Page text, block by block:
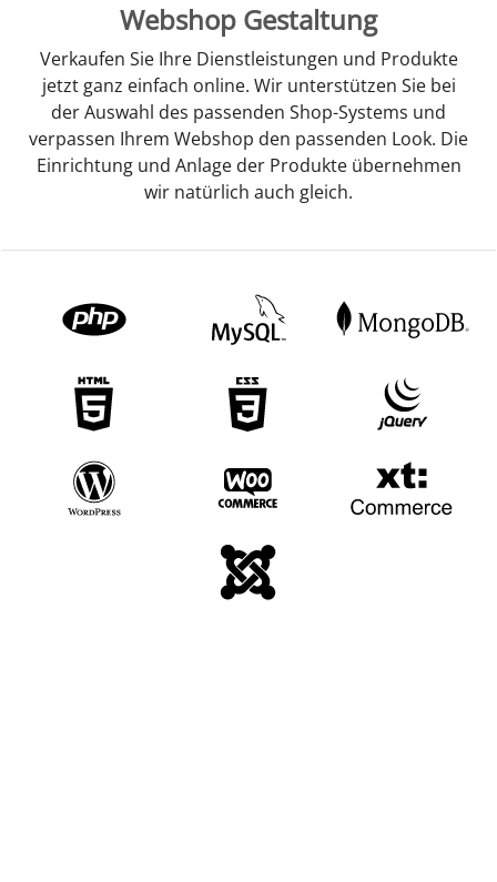
Webshop Gestaltung
Verkaufen Sie Ihre Dienstleistungen und Produkte
jetzt ganz einfach online. Wir unterstützen Sie bei
der Auswahl des passenden Shop-Systems und
verpassen Ihrem Webshop den passenden Look. Die
Einrichtung und Anlage der Produkte übernehmen
wir natürlich auch gleich.